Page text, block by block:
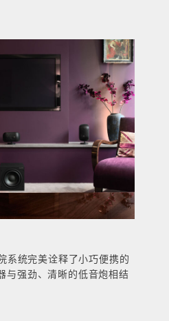
系统完美诠释了小巧便携的
与强劲、清晰的低音炮相结